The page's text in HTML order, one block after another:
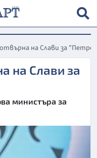
на Слави за
на Слави за
министъра за